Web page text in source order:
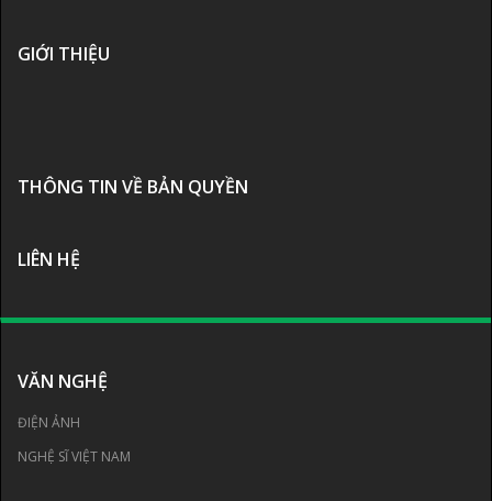
GIỚI THIỆU
THÔNG TIN VỀ BẢN QUYỀN
LIÊN HỆ
VĂN NGHỆ
ĐIỆN ẢNH
NGHỆ SĨ VIỆT NAM